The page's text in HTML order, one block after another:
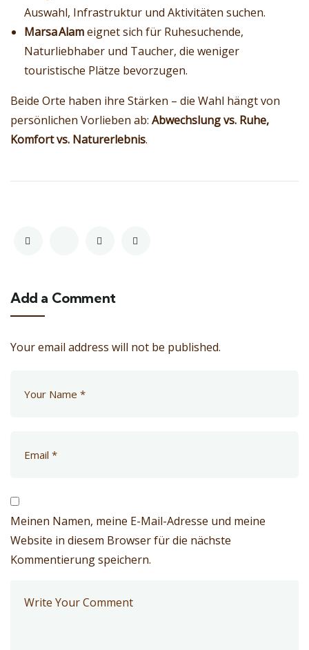
Auswahl, Infrastruktur und Aktivitäten suchen.
Marsa Alameignet sich für Ruhesuchende,
Naturliebhaber und Taucher, die weniger
touristische Plätze bevorzugen.
Beide Orte haben ihre Stärken – die Wahl hängt von
persönlichen Vorlieben ab: Abwechslung vs. Ruhe,
Komfort vs. Naturerlebnis.
Add a Comment
Your email address will not be published.
Meinen Namen, meine E-Mail-Adresse und meine
Website in diesem Browser für die nächste
Kommentierung speichern.